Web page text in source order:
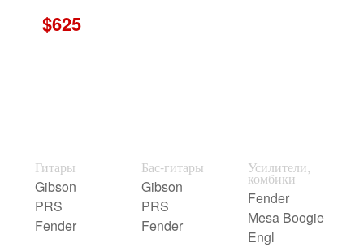
$625
Гитары
Gibson
PRS
Fender
Бас-гитары
Gibson
PRS
Fender
Усилители,
комбики
Fender
Mesa Boogie
Engl